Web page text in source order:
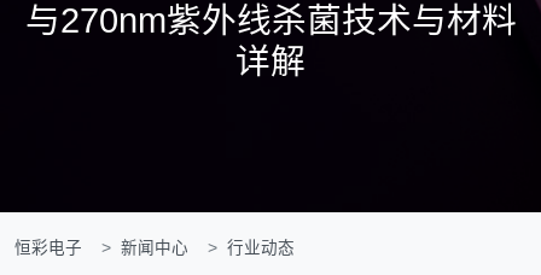
与270nm紫外线杀菌技术与材料
详解
恒彩电子 新闻中心 行业动态